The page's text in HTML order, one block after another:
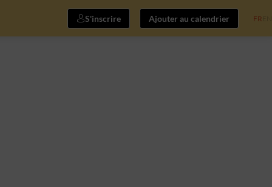
S'inscrire Ajouter au calendrier FR